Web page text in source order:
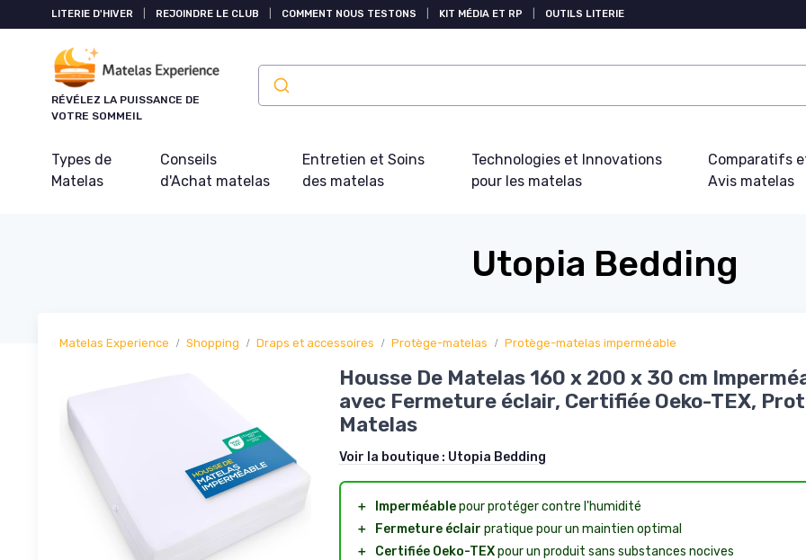
LITERIE D'HIVER REJOINDRE LE CLUB COMMENT NOUS TESTONS KIT MÉDIA ET RP OUTILS LITERIE
RÉVÉLEZ LA PUISSANCE DE
VOTRE SOMMEIL
Types de
Matelas
Conseils
d'Achat matelas
Entretien et Soins
des matelas
Technologies et Innovations
pour les matelas
Comparatifs
Avis matelas
Utopia Bedding
Matelas Experience Shopping Draps et accessoires Protège-matelas Protège-matelas imperméable
Housse De Matelas 160 x 200 x 30 cm
avec Fermeture éclair, Certifiée Oeko-TEX,
Matelas
Voir la boutique : Utopia Bedding
＋ Imperméablepour protéger contre l'humidité
＋
Fermeture éclair pratique pour un maintien optimal
＋
Certifiée Oeko-TEXpour un produit sans substances nocives
Panneau de gestion des cookies